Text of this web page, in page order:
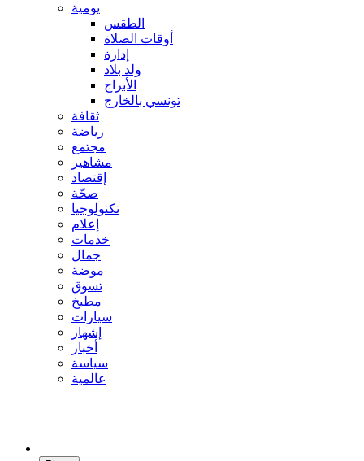
يومية
الطقس
أوقات الصلاة
إدارة
ولد بلاد
الأبراج
تونسي بالخارج
ثقافة
رياضة
مجتمع
مشاهير
إقتصاد
صحّة
تكنولوجيا
إعلام
خدمات
جمال
موضة
تسوق
مطبخ
سيارات
إشهار
أخبار
سياسة
عالمية